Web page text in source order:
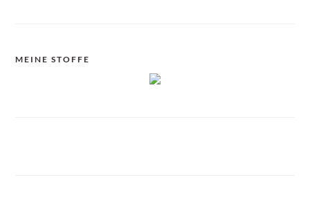
MEINE STOFFE